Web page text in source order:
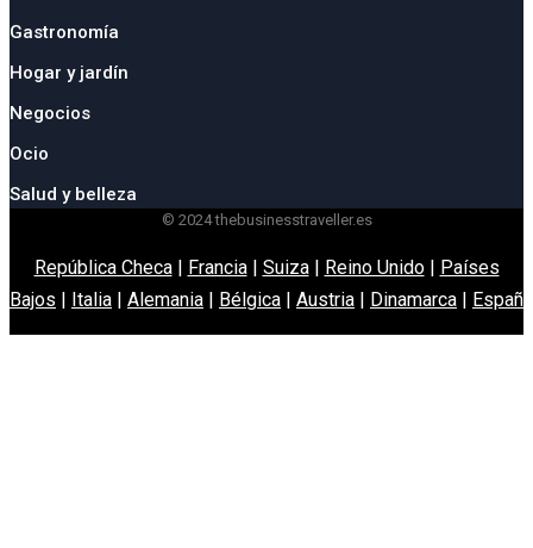
Gastronomía
Hogar y jardín
Negocios
Ocio
Salud y belleza
© 2024 thebusinesstraveller.es
República Checa| Francia| Suiza| Reino Unido| Países
Bajos | Italia | Alemania | Bélgica | Austria | Dinamarca | España